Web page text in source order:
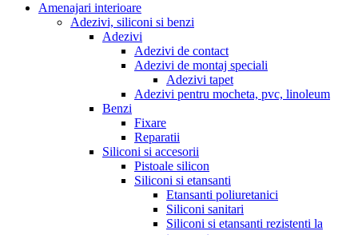
Amenajari interioare
Adezivi, siliconi si benzi
Adezivi
Adezivi de contact
Adezivi de montaj speciali
Adezivi tapet
Adezivi pentru mocheta, pvc, linoleum
Benzi
Fixare
Reparatii
Siliconi si accesorii
Pistoale silicon
Siliconi si etansanti
Etansanti poliuretanici
Siliconi sanitari
Siliconi si etansanti rezistenti la